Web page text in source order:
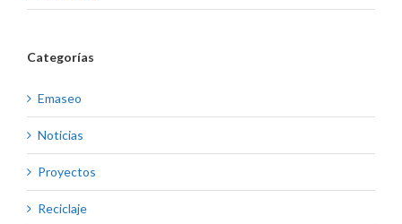
Categorías
Emaseo
Noticias
Proyectos
Reciclaje